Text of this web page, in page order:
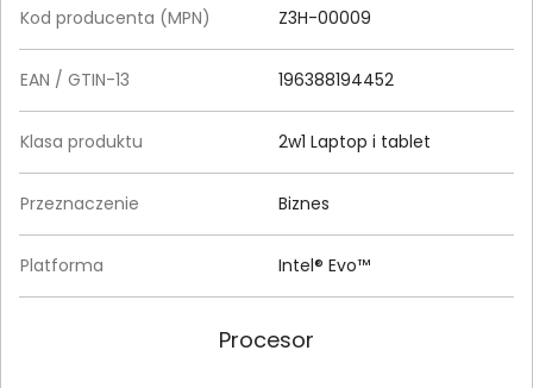
Kod producenta (MPN) Z3H-00009
EAN / GTIN-13 196388194452
Klasa produktu 2w1 Laptop i tablet
Przeznaczenie Biznes
Platforma Intel® Evo™
Procesor